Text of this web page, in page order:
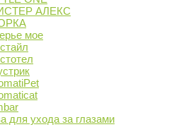
АЛЕКС
мое
для ухода за глазами